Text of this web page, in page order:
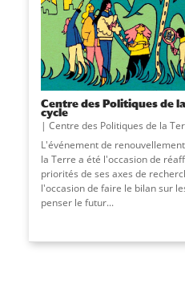
Centre des Politiques de
cycle
Centre des Politiques de la
L'événement de
la Terre a été l'occasion de
priorités de ses axes de
l'occasion de faire le bilan sur
penser le futur...